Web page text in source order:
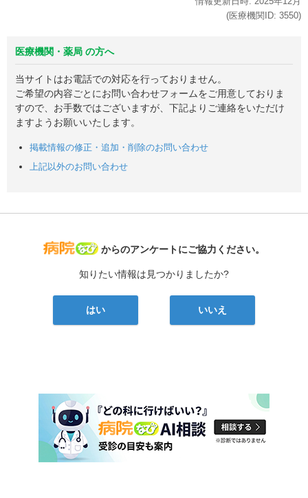
(医療機関ID: 3550)
医療機関・薬局 の方へ
当サイトはお電話での対応を行っておりません。
ご希望の内容ごとにお問い合わせフォームをご用意しておりま
すので、お手数ではございますが、下記よりご連絡をいただけ
ますようお願いいたします。
掲載情報の修正・追加・削除のお問い合わせ
上記以外のお問い合わせ
病院なび
からのアンケートにご協力ください。
知りたい情報は見つかりましたか?
はい いいえ